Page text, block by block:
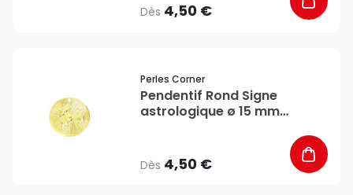
Dès 4,50 €
Perles Corner
Pendentif Rond Signe
astrologique ø 15 mm
Dès 4,50 €